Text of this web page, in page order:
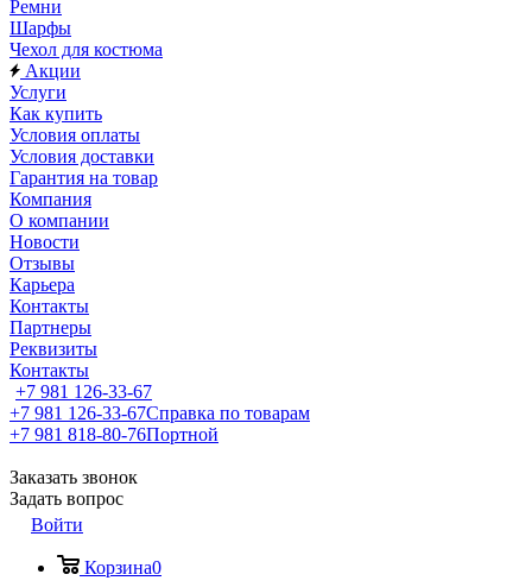
Ремни
Шарфы
Чехол для костюма
Акции
Услуги
Как купить
Условия оплаты
Условия доставки
Гарантия на товар
Компания
О компании
Новости
Отзывы
Карьера
Контакты
Партнеры
Реквизиты
Контакты
+7 981 126-33-67
+7 981 126-33-67Справка по товарам
+7 981 818-80-76Портной
Заказать звонок
Задать вопрос
Войти
Корзина0